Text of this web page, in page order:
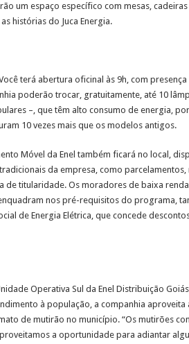
um espaço específico com mesas,
histórias do Juca Energia.
terá abertura oficinal às 9h, com
poderão trocar, gratuitamente, até 10
–, que têm alto consumo de energia,
10 vezes mais que os modelos antigos.
Móvel da Enel também ficará no local,
da empresa, como
de titularidade. Os moradores de baixa
nos pré-requisitos do programa,
de Energia Elétrica, que concede
Operativa Sul da Enel Distribuição
à população, a companhia
de mutirão no município. “Os mutirões
a oportunidade para adiantar